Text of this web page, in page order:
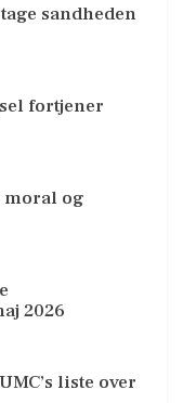
sandheden
fortjener
moral og
2026
liste over